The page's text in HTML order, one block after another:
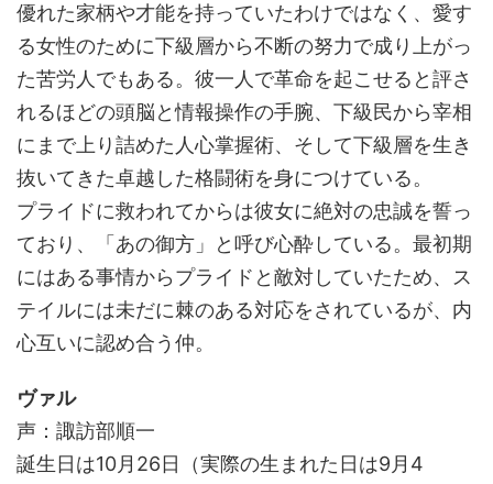
優れた家柄や才能を持っていたわけではなく、愛す
る女性のために下級層から不断の努力で成り上がっ
た苦労人でもある。彼一人で革命を起こせると評さ
れるほどの頭脳と情報操作の手腕、下級民から宰相
にまで上り詰めた人心掌握術、そして下級層を生き
抜いてきた卓越した格闘術を身につけている。
プライドに救われてからは彼女に絶対の忠誠を誓っ
ており、「あの御方」と呼び心酔している。最初期
にはある事情からプライドと敵対していたため、ス
テイルには未だに棘のある対応をされているが、内
心互いに認め合う仲。
ヴァル
声：諏訪部順一
誕生日は10月26日（実際の生まれた日は9月4